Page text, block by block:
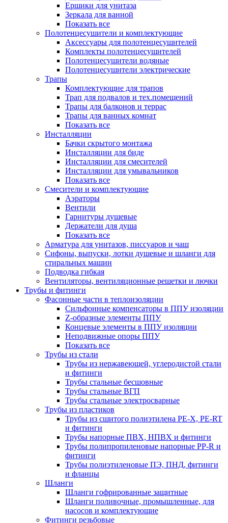
Ершики для унитаза
Зеркала для ванной
Показать все
Полотенцесушители и комплектующие
Аксессуары для полотенцесушителей
Комплекты полотенцесушителей
Полотенцесушители водяные
Полотенцесушители электрические
Трапы
Комплектующие для трапов
Трап для подвалов и тех.помещений
Трапы для балконов и террас
Трапы для ванных комнат
Показать все
Инсталляции
Бачки скрытого монтажа
Инсталляции для биде
Инсталляции для смесителей
Инсталляции для умывальников
Показать все
Смесители и комплектующие
Аэраторы
Вентили
Гарнитуры душевые
Держатели для душа
Показать все
Арматура для унитазов, писсуаров и чаш
Сифоны, выпуски, лотки душевые и шланги для
стиральных машин
Подводка гибкая
Вентиляторы, вентиляционные решетки и лючки
Трубы и фитинги
Фасонные части в теплоизоляции
Cильфонные компенсаторы в ППУ изоляции
Z-образные элементы ППУ
Концевые элементы в ППУ изоляции
Неподвижные опоры ППУ
Показать все
Трубы из стали
Трубы из нержавеющей, углеродистой стали
и фитинги
Трубы стальные бесшовные
Трубы стальные ВГП
Трубы стальные электросварные
Трубы из пластиков
Трубы из сшитого полиэтилена PE-X, PE-RT
и фитинги
Трубы напорные ПВХ, НПВХ и фитинги
Трубы полипропиленовые напорные PP-R и
фитинги
Трубы полиэтиленовые ПЭ, ПНД, фитинги
и фланцы
Шланги
Шланги гофрированные защитные
Шланги поливочные, промышленные, для
насосов и комплектующие
Фитинги резьбовые